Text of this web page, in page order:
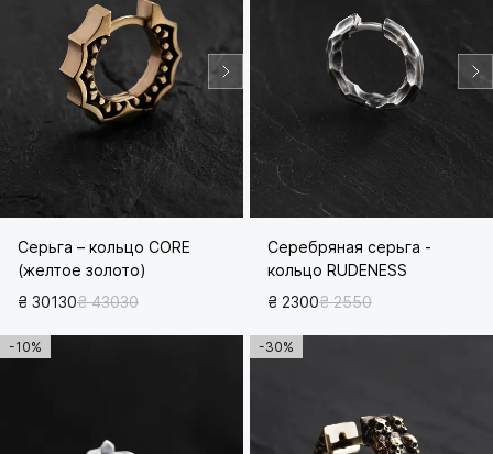
Серьга – кольцо CORE
(желтое золото)
₴ 30130₴ 43030
Серебряная серьга -
кольцо RUDENESS
₴ 2300₴ 2550
-10% -30%